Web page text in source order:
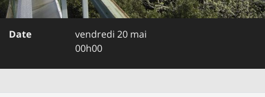
Date
vendredi 20 mai
00h00